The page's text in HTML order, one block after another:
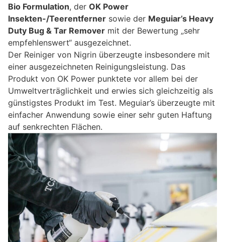
Bio Formulation, der OK Power
Insekten-/Teerentferner sowie der Meguiar’s Heavy
Duty Bug & Tar Remover mit der Bewertung „sehr
empfehlenswert“ ausgezeichnet.
Der Reiniger von Nigrin überzeugte insbesondere mit
einer ausgezeichneten Reinigungsleistung. Das
Produkt von OK Power punktete vor allem bei der
Umweltverträglichkeit und erwies sich gleichzeitig als
günstigstes Produkt im Test. Meguiar’s überzeugte mit
einfacher Anwendung sowie einer sehr guten Haftung
auf senkrechten Flächen.